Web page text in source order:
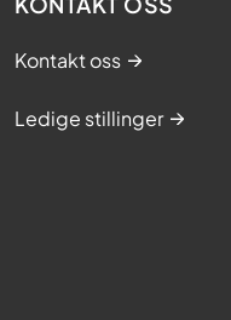
Kontakt oss
Ledige stillinger